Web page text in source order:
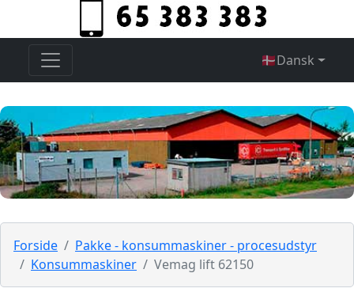
🇩🇰Dansk
Forside
Pakke - konsummaskiner - procesudstyr
Konsummaskiner
Vemag lift 62150